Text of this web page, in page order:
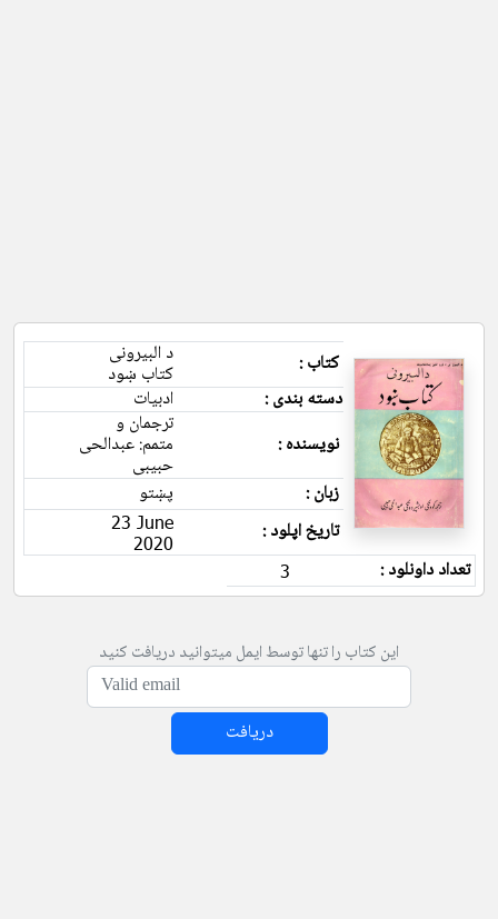
کتاب : د البیرونی
کتاب ښود
دسته بندی :
ادبیات
نویسنده :
ترجمان و
متمم: عبدالحی
حبیبی
زبان :
پښتو
تاریخ اپلود :
23 June
2020
تعداد داونلود : 3
این کتاب را تنها توسط ایمل میتوانید دریافت کنید
دریافت